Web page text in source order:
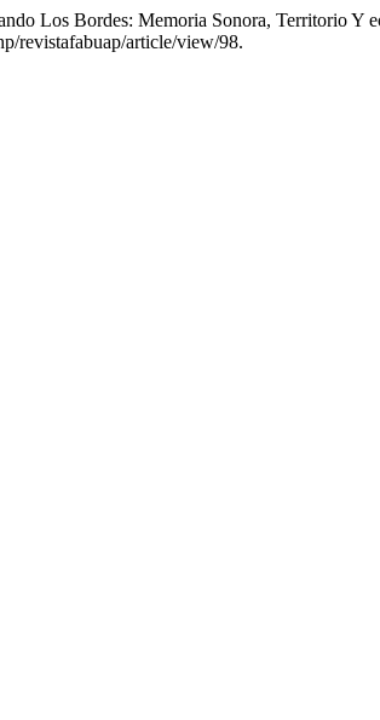
Los Bordes: Memoria Sonora, Territorio Y
revistafabuap/article/view/98.